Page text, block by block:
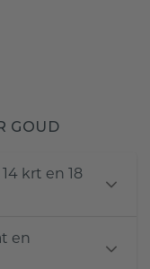
GOUD
krt en 18
en